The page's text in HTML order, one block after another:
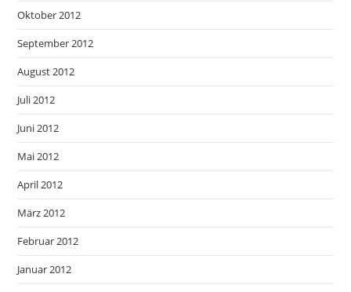
Oktober 2012
September 2012
August 2012
Juli 2012
Juni 2012
Mai 2012
April 2012
März 2012
Februar 2012
Januar 2012